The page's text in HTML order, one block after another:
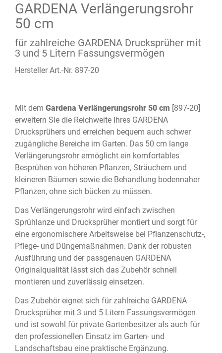
GARDENA Verlängerungsrohr
50 cm
für zahlreiche GARDENA Drucksprüher mit
3 und 5 Litern Fassungsvermögen
Hersteller Art.-Nr. 897-20
Mit dem Gardena Verlängerungsrohr 50 cm [897-20]
erweitern Sie die Reichweite Ihres GARDENA
Drucksprühers und erreichen bequem auch schwer
zugängliche Bereiche im Garten. Das 50 cm lange
Verlängerungsrohr ermöglicht ein komfortables
Besprühen von höheren Pflanzen, Sträuchern und
kleineren Bäumen sowie die Behandlung bodennaher
Pflanzen, ohne sich bücken zu müssen.
Das Verlängerungsrohr wird einfach zwischen
Sprühlanze und Drucksprüher montiert und sorgt für
eine ergonomischere Arbeitsweise bei Pflanzenschutz-,
Pflege- und Düngemaßnahmen. Dank der robusten
Ausführung und der passgenauen GARDENA
Originalqualität lässt sich das Zubehör schnell
montieren und zuverlässig einsetzen.
Das Zubehör eignet sich für zahlreiche GARDENA
Drucksprüher mit 3 und 5 Litern Fassungsvermögen
und ist sowohl für private Gartenbesitzer als auch für
den professionellen Einsatz im Garten- und
Landschaftsbau eine praktische Ergänzung.